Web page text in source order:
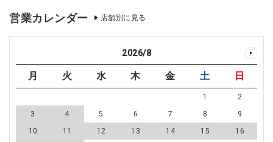
営業カレンダー 店舗別に見る
2026/8
月 火 水 木 金 土 日
1
2
3
4 5 6 7 8
9
10
11 12 13 14 15
16